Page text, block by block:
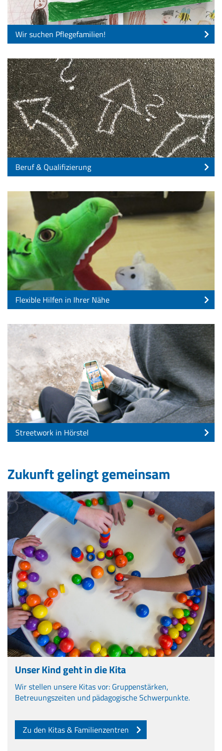
Wir suchen Pflegefamilien!
Beruf & Qualifizierung
Flexible Hilfen in Ihrer Nähe
Streetwork in Hörstel
Zukunft gelingt gemeinsam
Unser Kind geht in die Kita
Wir stellen unsere Kitas vor: Gruppenstärken,
Betreuungszeiten und pädagogische Schwerpunkte.
Zu den Kitas & Familienzentren